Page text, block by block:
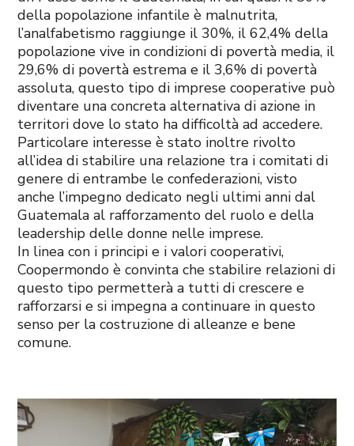
della popolazione infantile è malnutrita,
l’analfabetismo raggiunge il 30%, il 62,4% della
popolazione vive in condizioni di povertà media, il
29,6% di povertà estrema e il 3,6% di povertà
assoluta, questo tipo di imprese cooperative può
diventare una concreta alternativa di azione in
territori dove lo stato ha difficoltà ad accedere.
Particolare interesse è stato inoltre rivolto
all’idea di stabilire una relazione tra i comitati di
genere di entrambe le confederazioni, visto
anche l’impegno dedicato negli ultimi anni dal
Guatemala al rafforzamento del ruolo e della
leadership delle donne nelle imprese.
In linea con i principi e i valori cooperativi,
Coopermondo è convinta che stabilire relazioni di
questo tipo permetterà a tutti di crescere e
rafforzarsi e si impegna a continuare in questo
senso per la costruzione di alleanze e bene
comune.